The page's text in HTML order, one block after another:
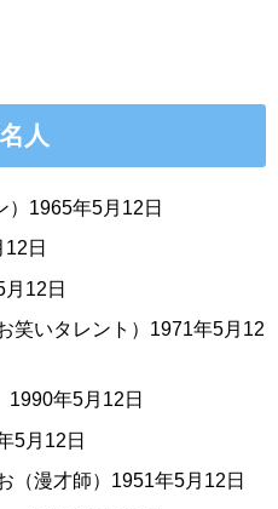
人
）1965年5月12日
日
12日
笑いタレント）1971年5月12
1990年5月12日
5月12日
（漫才師）1951年5月12日